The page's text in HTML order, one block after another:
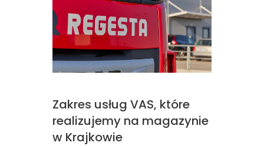
Zakres usług VAS, które
realizujemy na magazynie
w Krajkowie